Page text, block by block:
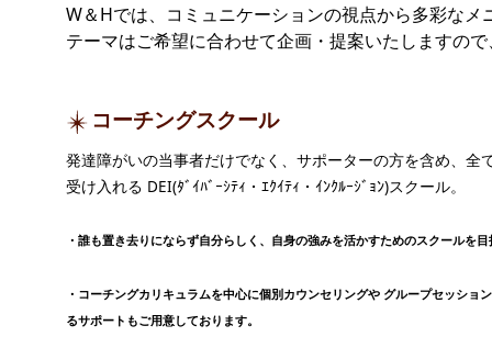
W＆Hでは、コミュニケーションの視点から多彩な
テーマはご希望に合わせて企画・提案いたしますの
コーチングスクール
発達障がいの当事者だけでなく、サポーターの方を含め、全
受け入れる DEI(ﾀﾞｲﾊﾞｰｼﾃｨ・ｴｸｲﾃｨ・ｲﾝｸﾙｰｼﾞｮﾝ)スクール。
・誰も置き去りにならず自分らしく、自身の強みを活かすためのスクールを
・コーチングカリキュラムを中心に個別カウンセリングや グループセッショ
るサポートもご用意しております。